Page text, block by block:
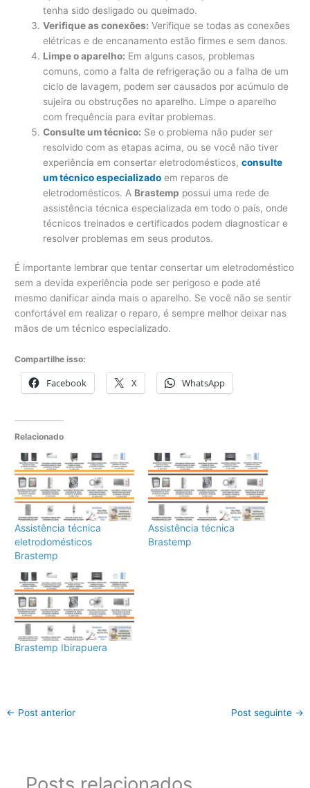
tenha sido desligado ou queimado.
Verifique as conexões: Verifique se todas as conexões
elétricas e de encanamento estão firmes e sem danos.
Limpe o aparelho: Em alguns casos, problemas
comuns, como a falta de refrigeração ou a falha de um
ciclo de lavagem, podem ser causados ​​por acúmulo de
sujeira ou obstruções no aparelho. Limpe o aparelho
com frequência para evitar problemas.
Consulte um técnico: Se o problema não puder ser
resolvido com as etapas acima, ou se você não tiver
experiência em consertar eletrodomésticos,consulte
um técnico especializado em reparos de
eletrodomésticos. A Brastemp possui uma rede de
assistência técnica especializada em todo o país, onde
técnicos treinados e certificados podem diagnosticar e
resolver problemas em seus produtos.
É importante lembrar que tentar consertar um eletrodoméstico
sem a devida experiência pode ser perigoso e pode até
mesmo danificar ainda mais o aparelho. Se você não se sentir
confortável em realizar o reparo, é sempre melhor deixar nas
mãos de um técnico especializado.
Compartilhe isso:
Facebook X WhatsApp
Relacionado
Assistência técnica
eletrodomésticos
Brastemp
Assistência técnica
Brastemp
Brastemp Ibirapuera
← Post anterior Post seguinte →